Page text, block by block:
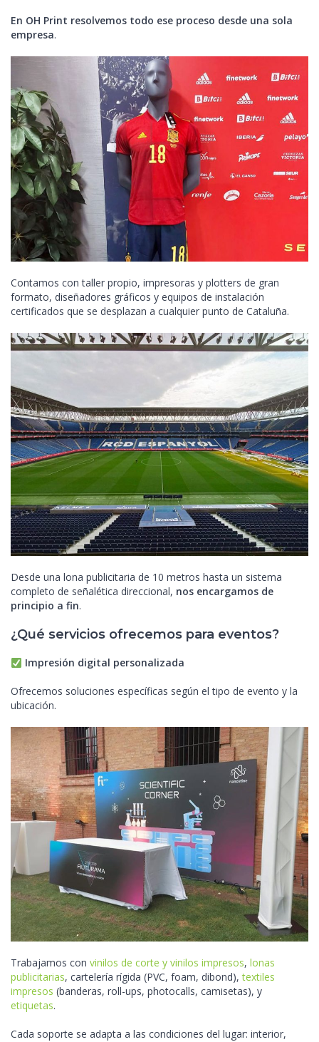
En OH Print resolvemos todo ese proceso desde una sola
empresa.
Contamos con taller propio, impresoras y plotters de gran
formato, diseñadores gráficos y equipos de instalación
certificados que se desplazan a cualquier punto de Cataluña.
Desde una lona publicitaria de 10 metros hasta un sistema
completo de señalética direccional, nos encargamos de
principio a fin.
¿Qué servicios ofrecemos para eventos?
Impresión digital personalizada
Ofrecemos soluciones específicas según el tipo de evento y la
ubicación.
Trabajamos con vinilos de corte y vinilos impresos, lonas
publicitarias, cartelería rígida (PVC, foam, dibond),textiles
impresos (banderas, roll-ups, photocalls, camisetas), y
etiquetas.
Cada soporte se adapta a las condiciones del lugar: interior,